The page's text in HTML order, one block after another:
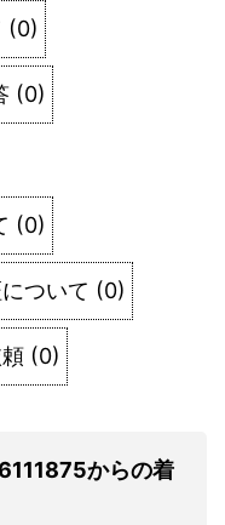
(0)
(0)
(0)
ついて (0)
(0)
からの着